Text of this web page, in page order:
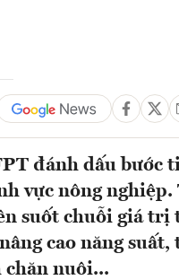
đánh dấu bước
vực nông nghiệp.
suốt chuỗi giá trị
cao năng suất,
chăn nuôi...